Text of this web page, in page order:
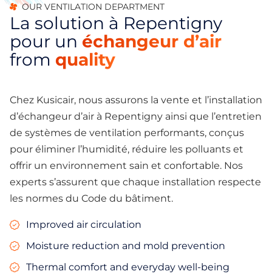
OUR VENTILATION DEPARTMENT
La solution à Repentigny
pour un échangeur d’air
from quality
Chez Kusicair, nous assurons la vente et l’installation
d’échangeur d’air à Repentigny ainsi que l’entretien
de systèmes de ventilation performants, conçus
pour éliminer l’humidité, réduire les polluants et
offrir un environnement sain et confortable. Nos
experts s’assurent que chaque installation respecte
les normes du Code du bâtiment.
Improved air circulation
Moisture reduction and mold prevention
Thermal comfort and everyday well-being